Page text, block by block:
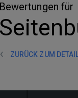
Bewertungen für
ZURÜCK ZUM